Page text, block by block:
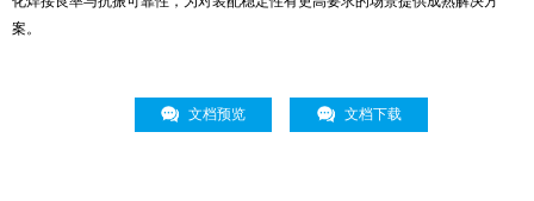
案。
文档预览 文档下载